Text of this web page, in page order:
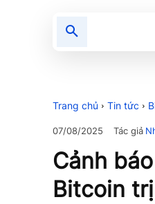
Trang chủ Tin tức
07/08/2025 Tác giả
Cảnh
Bitcoin